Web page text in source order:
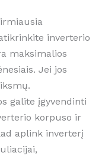
inverterio
maksimalios
Jei jos
galite įgyvendinti
korpuso ir
aplink inverterį